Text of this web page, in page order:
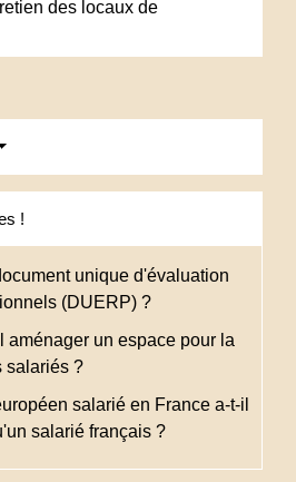
des locaux de
!
unique d'évaluation
(DUERP) ?
aménager un espace pour la
salariés ?
salarié en France a-t-il
salarié français ?